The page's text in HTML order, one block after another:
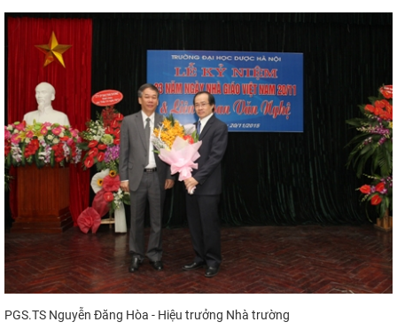
PGS.TS Nguyễn Đăng Hòa - Hiệu trưởng Nhà trường